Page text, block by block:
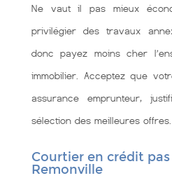
Ne vaut il pas mieux
privilégier des travaux
donc payez moins cher
immobilier. Acceptez que
assurance emprunteur,
sélection des meilleures offres.
Courtier en crédit
Remonville